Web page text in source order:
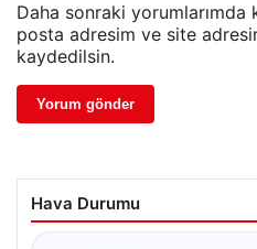
Daha sonraki yorumlarımda
posta adresim ve site
kaydedilsin.
Hava Durumu